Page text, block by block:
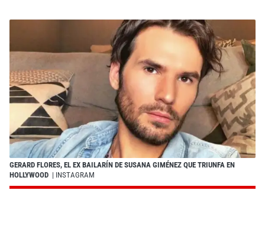
GERARD FLORES, EL EX BAILARÍN DE SUSANA GIMÉNEZ QUE TRIUNFA EN
HOLLYWOOD | INSTAGRAM